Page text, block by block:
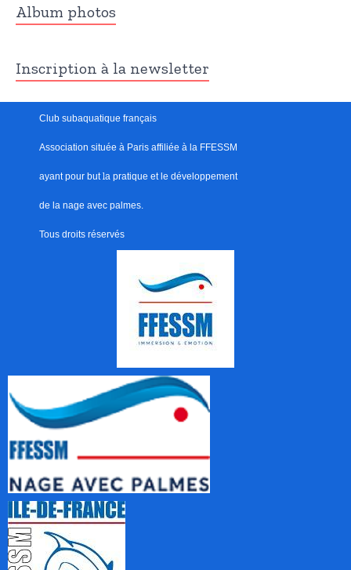
Album photos
Inscription à la newsletter
Club subaquatique français
Association située à Paris affiliée à la FFESSM
ayant pour but la pratique et le développement
de la nage avec palmes.
Tous droits réservés